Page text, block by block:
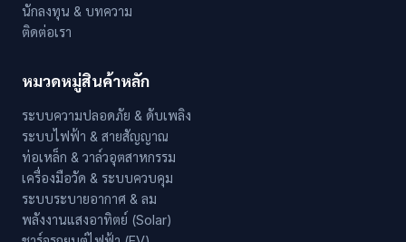
นักลงทุน & บทความ
ติดต่อเรา
หมวดหมู่สินค้าหลัก
ระบบความปลอดภัย & ดับเพลิง
ระบบไฟฟ้า & สายสัญญาณ
ท่อเหล็ก & วาล์วอุตสาหกรรม
เครื่องมือวัด & ระบบควบคุม
ระบบระบายอากาศ & ลม
พลังงานแสงอาทิตย์ (Solar)